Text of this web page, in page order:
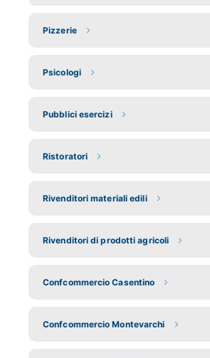
Pizzerie
Psicologi
Pubblici esercizi
Ristoratori
Rivenditori materiali edili
Rivenditori di prodotti agricoli
Confcommercio Casentino
Confcommercio Montevarchi